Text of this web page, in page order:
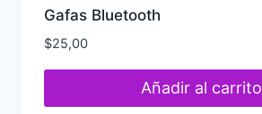
Gafas Bluetooth
$25,00
Añadir al carrito